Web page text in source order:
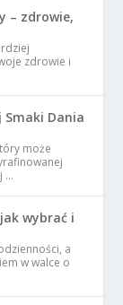
– zdrowie,
zdrowie i
Smaki Dania
może
…
wybrać i
a
w walce o